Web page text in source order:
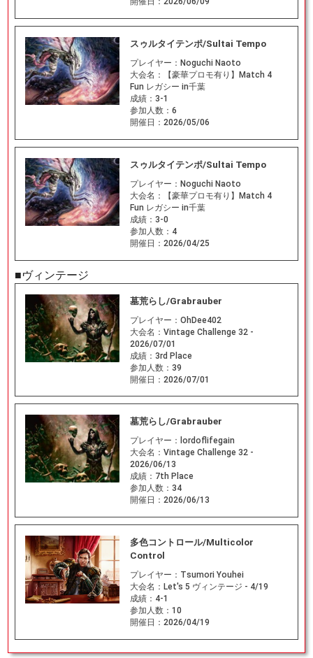
スゥルタイテンポ/Sultai Tempo
プレイヤー： Noguchi Naoto
大会名：
【豪華プロモ有り】Match 4
Fun レガシー in千葉
成績： 3-1
参加人数： 6
開催日： 2026/05/06
スゥルタイテンポ/Sultai Tempo
プレイヤー： Noguchi Naoto
大会名：
【豪華プロモ有り】Match 4
Fun レガシー in千葉
成績： 3-0
参加人数： 4
開催日： 2026/04/25
■ヴィンテージ
墓荒らし/Grabrauber
プレイヤー： OhDee402
大会名： Vintage Challenge 32 -
2026/07/01
成績： 3rd Place
参加人数： 39
開催日： 2026/07/01
墓荒らし/Grabrauber
プレイヤー： lordoflifegain
大会名： Vintage Challenge 32 -
2026/06/13
成績： 7th Place
参加人数： 34
開催日： 2026/06/13
多色コントロール/Multicolor
Control
プレイヤー： Tsumori Youhei
大会名： Let's 5 ヴィンテージ - 4/19
成績： 4-1
参加人数： 10
開催日： 2026/04/19